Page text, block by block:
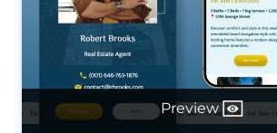
Preview